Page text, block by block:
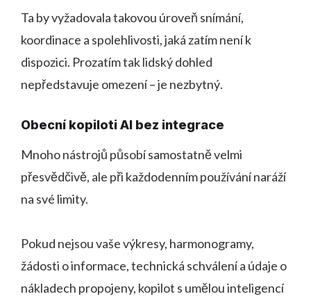
Ta by vyžadovala takovou úroveň snímání,
koordinace a spolehlivosti, jaká zatím není k
dispozici. Prozatím tak lidský dohled
nepředstavuje omezení – je nezbytný.
Obecní kopiloti AI bez integrace
Mnoho nástrojů působí samostatně velmi
přesvědčivě, ale při každodenním používání naráží
na své limity.
Pokud nejsou vaše výkresy, harmonogramy,
žádosti o informace, technická schválení a údaje o
nákladech propojeny, kopilot s umělou inteligencí